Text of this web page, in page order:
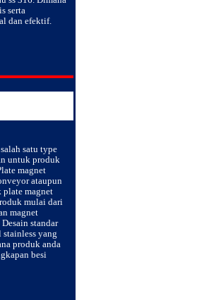
serta
dan efektif.
satu type
untuk produk
magnet
ataupun
magnet
mulai dari
magnet
standar
yang
produk anda
besi